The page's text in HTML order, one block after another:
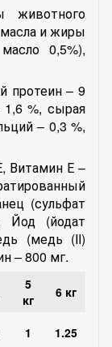
животного
и жиры
0,5%),
протеин – 9
%, сырая
– 0,3 %,
Витамин Е –
(сульфат
Йод (йодат
(медь (II)
– 800 мг.
5
кг
6 кг
1 1.25